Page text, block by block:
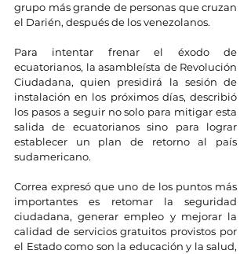
grupo más grande de personas que cruzan
el Darién, después de los venezolanos.
Para intentar frenar el éxodo de
ecuatorianos, la asambleísta de Revolución
Ciudadana, quien presidirá la sesión de
instalación en los próximos días, describió
los pasos a seguir no solo para mitigar esta
salida de ecuatorianos sino para lograr
establecer un plan de retorno al país
sudamericano.
Correa expresó que uno de los puntos más
importantes es retomar la seguridad
ciudadana, generar empleo y mejorar la
calidad de servicios gratuitos provistos por
el Estado como son la educación y la salud,